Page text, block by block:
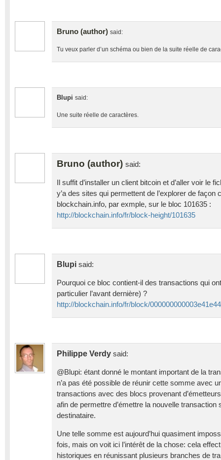
Bruno (author) said:
Tu veux parler d’un schéma ou bien de la suite réelle de
Blupi said:
Une suite réelle de caractères.
Bruno (author) said:
Il suffit d’installer un client bitcoin et d’aller voir le
y’a des sites qui permettent de l’explorer de façon
blockchain.info, par exmple, sur le bloc 101635 :
http://blockchain.info/fr/block-height/101635
Blupi said:
Pourquoi ce bloc contient-il des transactions qui
particulier l’avant dernière) ?
http://blockchain.info/fr/block/
Philippe Verdy said:
@Blupi: étant donné le montant important de la
n’a pas été possible de réunir cette somme avec
transactions avec des blocs provenant
afin de permettre d’émettre la nouvelle
destinataire.
Une telle somme est aujourd’hui quasiment
fois, mais on voit ici l’intérêt de la chose: cela
historiques en réunissant plusieurs branches de